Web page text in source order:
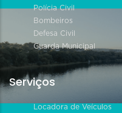
Polícia Civil
Bombeiros
Defesa Civil
Guarda Municipal
Serviços
Locadora de Veículos